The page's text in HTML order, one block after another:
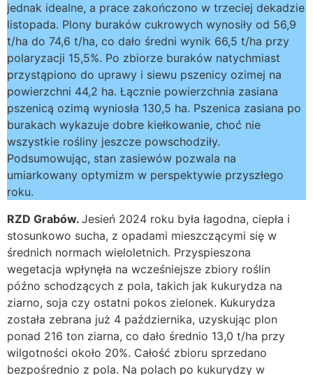
jednak idealne, a prace zakończono w trzeciej dekadzie
listopada. Plony buraków cukrowych wynosiły od 56,9
t/ha do 74,6 t/ha, co dało średni wynik 66,5 t/ha przy
polaryzacji 15,5%. Po zbiorze buraków natychmiast
przystąpiono do uprawy i siewu pszenicy ozimej na
powierzchni 44,2 ha. Łącznie powierzchnia zasiana
pszenicą ozimą wyniosła 130,5 ha. Pszenica zasiana po
burakach wykazuje dobre kiełkowanie, choć nie
wszystkie rośliny jeszcze powschodziły.
Podsumowując, stan zasiewów pozwala na
umiarkowany optymizm w perspektywie przyszłego
roku.
RZD Grabów. Jesień 2024 roku była łagodna, ciepła i
stosunkowo sucha, z opadami mieszczącymi się w
średnich normach wieloletnich. Przyspieszona
wegetacja wpłynęła na wcześniejsze zbiory roślin
późno schodzących z pola, takich jak kukurydza na
ziarno, soja czy ostatni pokos zielonek. Kukurydza
została zebrana już 4 października, uzyskując plon
ponad 216 ton ziarna, co dało średnio 13,0 t/ha przy
wilgotności około 20%. Całość zbioru sprzedano
bezpośrednio z pola. Na polach po kukurydzy w